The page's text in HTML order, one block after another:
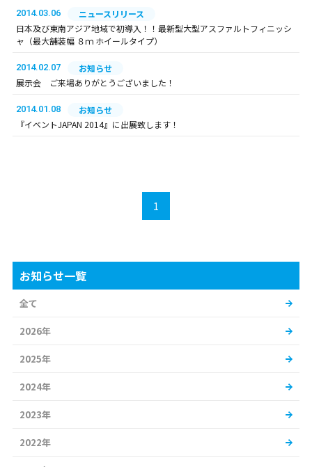
2014.03.06
ニュースリリース
日本及び東南アジア地域で初導入！！最新型大型アスファルトフィニッシ
ャ（最大舗装幅 ８ｍ ホイールタイプ）
2014.02.07
お知らせ
展示会 ご来場ありがとうございました！
2014.01.08
お知らせ
『イベントJAPAN 2014』に出展致します！
1
お知らせ一覧
全て
2026年
2025年
2024年
2023年
2022年